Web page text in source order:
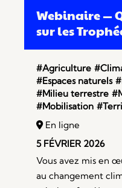
Webinaire —
sur les
#Agriculture
#Espaces naturels
#Milieu terrestre
#Mobilisation
En ligne
5 FÉVRIER 2026
Vous avez mis en
au changement